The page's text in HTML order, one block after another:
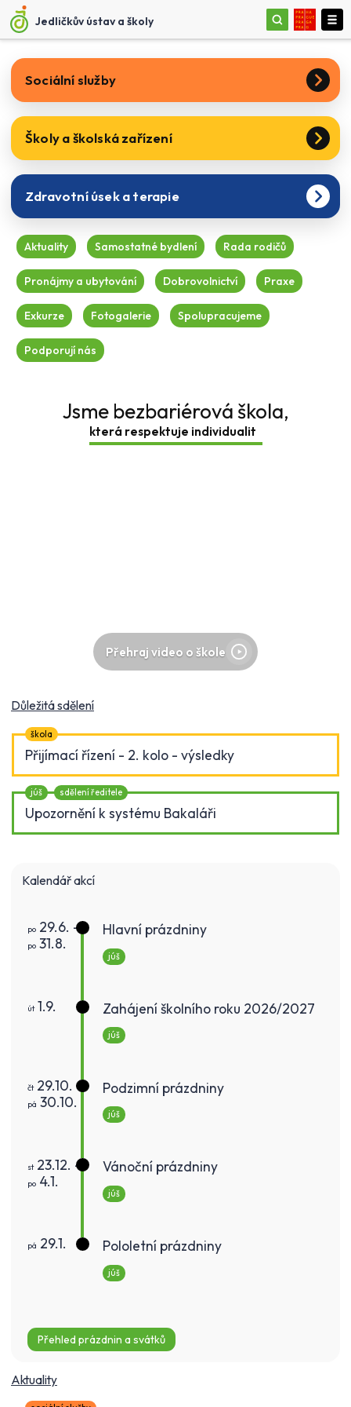
Jedličkův ústav a školy
Sociální služby
Školy a školská zařízení
Zdravotní úsek a terapie
Aktuality Samostatné bydlení Rada rodičů
Pronájmy a ubytování Dobrovolnictví Praxe
Exkurze Fotogalerie Spolupracujeme
Podporují nás
Jsme bezbariérová škola,
která respektuje individ
Přehraj video o škole
Aktuality
Důležitá sdělení
škola
Přijímací řízení - 2. kolo - výsledky
júš sdělení ředitele
Upozornění k systému Bakaláři
Kalendář akcí
po 29.6. -
po 31.8.
Hlavní prázdniny
júš
út1.9. Zahájení školního roku 2026/2027
júš
čt29.10. -
pá 30.10.
Podzimní prázdniny
júš
st23.12. -
po 4.1.
Vánoční prázdniny
júš
pá 29.1. Pololetní prázdniny
júš
Přehled prázdnin a svátků